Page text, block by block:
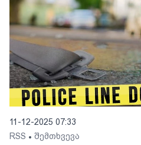
11-12-2025 07:33
RSS • შემთხვევა